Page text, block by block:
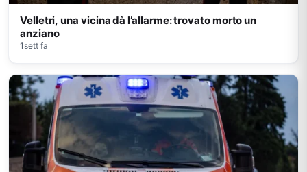
Velletri, una vicina dà l’allarme: trovato morto un
anziano
1sett fa